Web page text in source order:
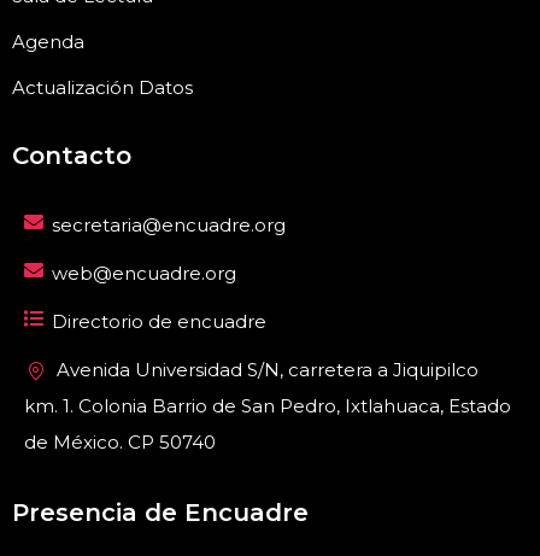
Agenda
Actualización Datos
Contacto
secretaria@encuadre.org
web@encuadre.org
Directorio de encuadre
Avenida Universidad S/N, carretera a Jiquipilco
km. 1. Colonia Barrio de San Pedro, Ixtlahuaca, Estado
de México. CP 50740
Presencia de Encuadre